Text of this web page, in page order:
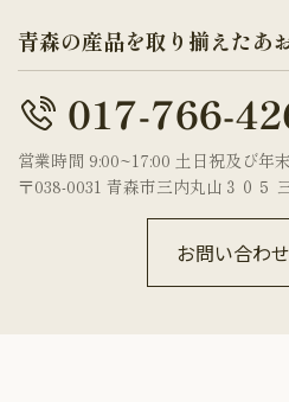
青森の産品を取り揃えたあ
営業時間 9:00~17:00 土日祝及び年
〒038-0031 青森市三内丸山３０５
お問い合わ